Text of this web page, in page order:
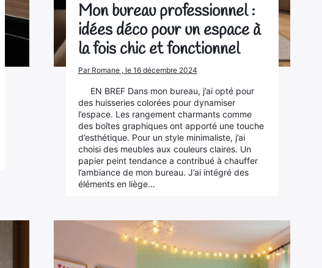
Mon bureau professionnel :
idées déco pour un espace à
la fois chic et fonctionnel
Par Romane , le 16 décembre 2024
EN BREF Dans mon bureau, j’ai opté pour
des huisseries colorées pour dynamiser
l’espace. Les rangement charmants comme
des boîtes graphiques ont apporté une touche
d’esthétique. Pour un style minimaliste, j’ai
choisi des meubles aux couleurs claires. Un
papier peint tendance a contribué à chauffer
l’ambiance de mon bureau. J’ai intégré des
éléments en liège…